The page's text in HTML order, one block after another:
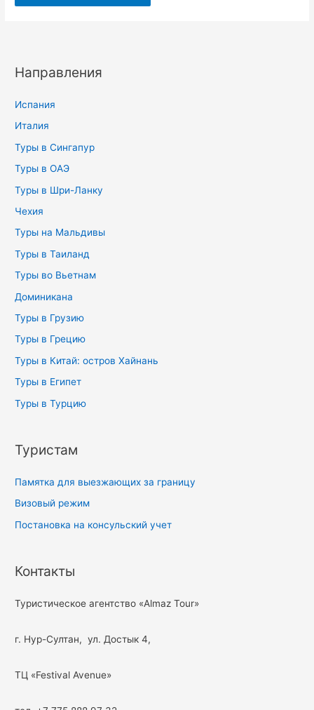
Направления
Испания
Италия
Туры в Сингапур
Туры в ОАЭ
Туры в Шри-Ланку
Чехия
Туры на Мальдивы
Туры в Таиланд
Туры во Вьетнам
Доминикана
Туры в Грузию
Туры в Грецию
Туры в Китай: остров Хайнань
Туры в Египет
Туры в Турцию
Туристам
Памятка для выезжающих за границу
Визовый режим
Постановка на консульский учет
Контакты
Туристическое агентство «Almaz Tour»
г. Нур-Султан, ул. Достык 4,
ТЦ «Festival Avenue»